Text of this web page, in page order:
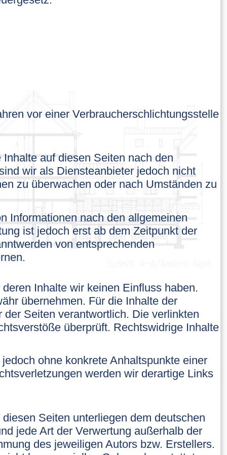
vor einer Verbraucherschlichtungsstelle
auf diesen Seiten nach den
wir als Diensteanbieter jedoch nicht
zu überwachen oder nach Umständen zu
Informationen nach den allgemeinen
ist jedoch erst ab dem Zeitpunkt der
von entsprechenden
Inhalte wir keinen Einfluss haben.
übernehmen. Für die Inhalte der
Seiten verantwortlich. Die verlinkten
überprüft. Rechtswidrige Inhalte
ohne konkrete Anhaltspunkte einer
werden wir derartige Links
Seiten unterliegen dem deutschen
jede Art der Verwertung außerhalb der
des jeweiligen Autors bzw. Erstellers.